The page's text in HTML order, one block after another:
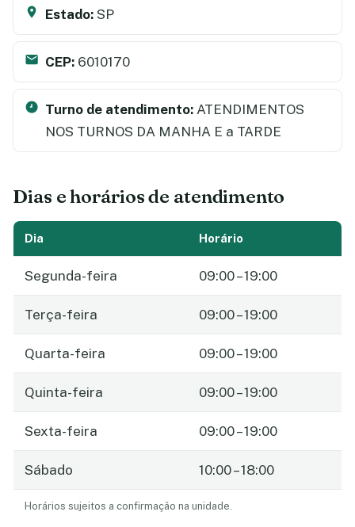
Estado: SP
CEP: 6010170
Turno de atendimento: ATENDIMENTOS
NOS TURNOS DA MANHA E a TARDE
Dias e horários de atendimento
Dia Horário
Segunda-feira 09:00 – 19:00
Terça-feira 09:00 – 19:00
Quarta-feira 09:00 – 19:00
Quinta-feira 09:00 – 19:00
Sexta-feira 09:00 – 19:00
Sábado 10:00 – 18:00
Horários sujeitos a confirmação na unidade.